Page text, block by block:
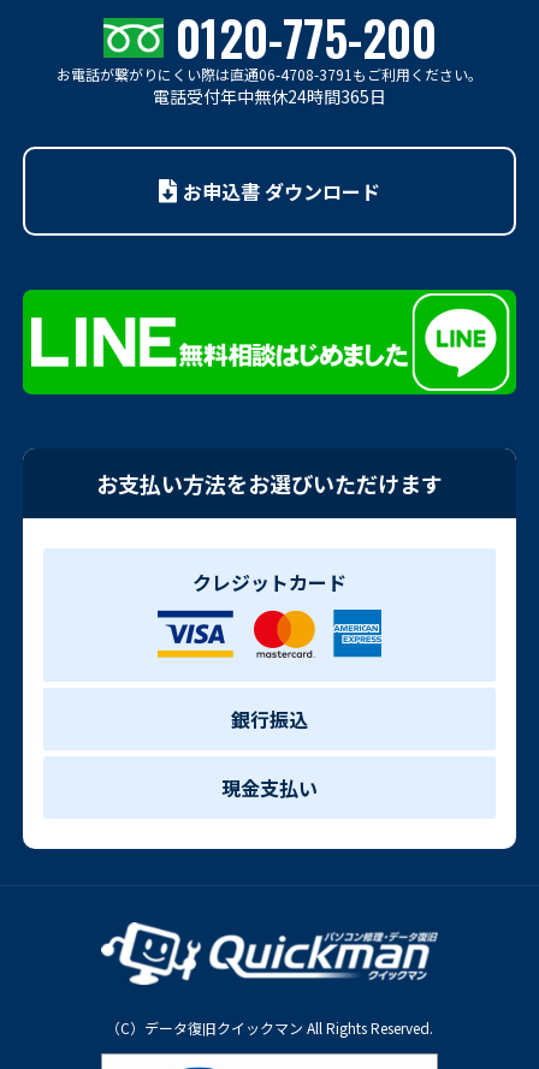
0120-775-200
お電話が繋がりにくい際は直通06-4708-3791もご利用ください。
電話受付年中無休24時間365日
お申込書 ダウンロード
お支払い方法をお選びいただけます
クレジットカード
銀行振込
現金支払い
（C）データ復旧クイックマン All Rights Reserved.